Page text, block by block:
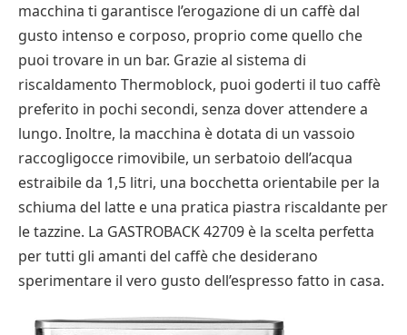
macchina ti garantisce l’erogazione di un caffè dal
gusto intenso e corposo, proprio come quello che
puoi trovare in un bar. Grazie al sistema di
riscaldamento Thermoblock, puoi goderti il tuo caffè
preferito in pochi secondi, senza dover attendere a
lungo. Inoltre, la macchina è dotata di un vassoio
raccogligocce rimovibile, un serbatoio dell’acqua
estraibile da 1,5 litri, una bocchetta orientabile per la
schiuma del latte e una pratica piastra riscaldante per
le tazzine. La GASTROBACK 42709 è la scelta perfetta
per tutti gli amanti del caffè che desiderano
sperimentare il vero gusto dell’espresso fatto in casa.